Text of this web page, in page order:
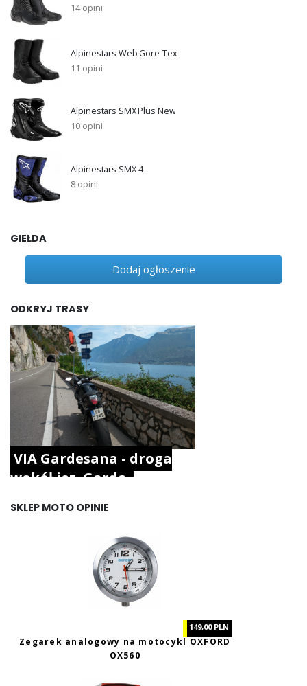
14 opini
Alpinestars Web Gore-Tex
11 opini
Alpinestars SMX Plus New
10 opini
Alpinestars SMX-4
8 opini
GIEŁDA
Dodaj ogłoszenie
ODKRYJ TRASY
VIA Gardesana - droga
wokół jez. Garda.
SKLEP MOTO OPINIE
149,00 PLN
Zegarek analogowy na motocykl OXFORD
OX560